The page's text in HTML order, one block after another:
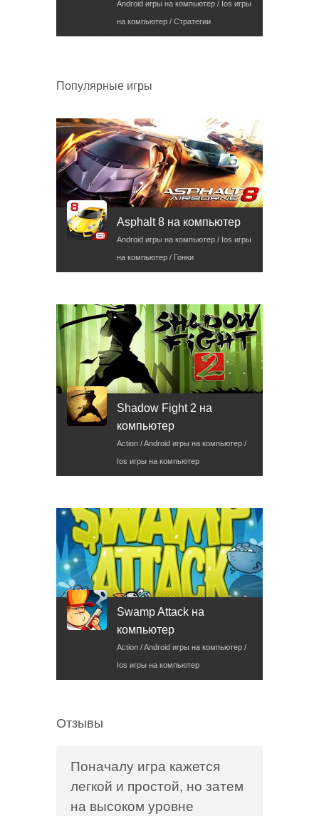
Android игры на компьютер / Ios игры
на компьютер / Стратегии
Популярные игры
Asphalt 8 на компьютер
Android игры на компьютер / Ios игры
на компьютер / Гонки
Shadow Fight 2 на
компьютер
Action / Android игры на компьютер /
Ios игры на компьютер
Swamp Attack на
компьютер
Action / Android игры на компьютер /
Ios игры на компьютер
Отзывы
Поначалу игра кажется
легкой и простой, но затем
на высоком уровне